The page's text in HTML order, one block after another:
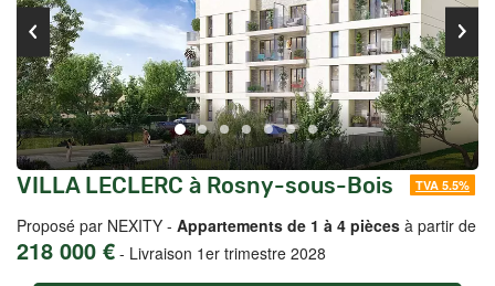
VILLA LECLERC à Rosny-sous-Bois TVA 5.5%
Proposé par NEXITY - Appartements de 1 à 4 pièces à partir de
218 000 € - Livraison 1er trimestre 2028